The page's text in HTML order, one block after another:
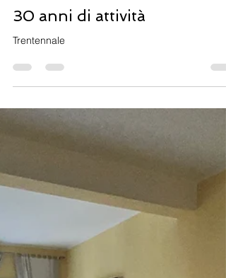
14 ott 2024
Tempo di lettura: 1 min
30 anni di attività
Trentennale